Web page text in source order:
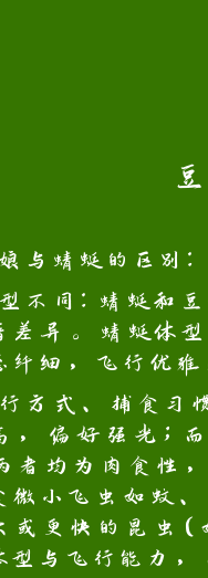
与蜻蜓的区别：
不同：蜻蜓和
差异。蜻蜓体
纤细，飞行优雅
方式、捕食习
，偏好强光；
者均为肉食性
微小飞虫如蚊
或更快的昆虫
型与飞行能力，